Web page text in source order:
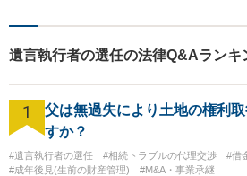
遺言執行者の選任の法律Q&Aランキ
1
父は無過失により土地の権利
すか？
#遺言執行者の選任 #相続トラブルの代理交渉
#借
#成年後見(生前の財産管理)
#M&A・事業承継